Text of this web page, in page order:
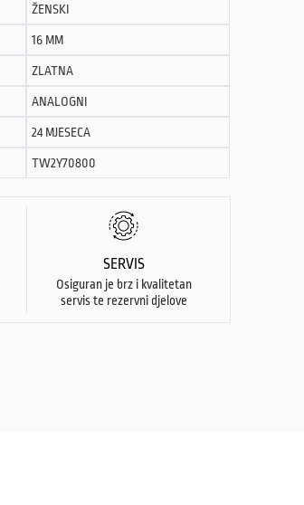
ŽENSKI
16 MM
ZLATNA
ANALOGNI
24 MJESECA
TW2Y70800
SERVIS
Osiguran je brz i kvalitetan
servis te rezervni djelove